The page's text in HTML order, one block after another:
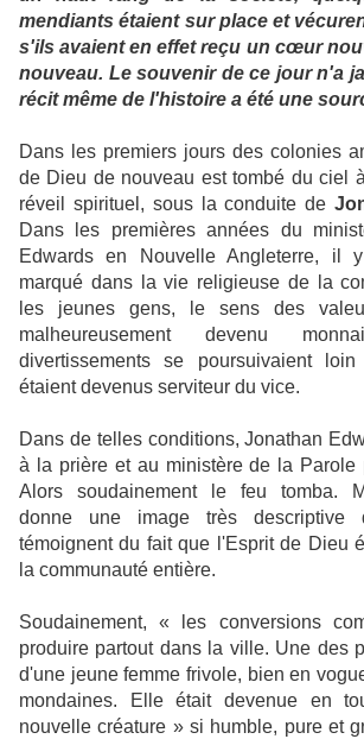
mendiants étaient sur place et
s'ils avaient en effet reçu un cœur
nouveau. Le souvenir de ce jour n'a
récit même de l'histoire a été une
Dans les premiers jours des colonies
de Dieu de nouveau est tombé du ciel
réveil spirituel, sous la conduite de
Dans les premières années du
Edwards en Nouvelle Angleterre, il
marqué dans la vie religieuse de la
les jeunes gens, le sens des
malheureusement devenu
divertissements se poursuivaient
étaient devenus serviteur du vice.
Dans de telles conditions, Jonathan
à la prière et au ministère de la Parole
Alors soudainement le feu tomba.
donne une image très descriptive
témoignent du fait que l'Esprit de Dieu
la communauté entière.
Soudainement, « les conversions
produire partout dans la ville. Une des
d'une jeune femme frivole, bien en
mondaines. Elle était devenue en
nouvelle créature » si humble, pure et